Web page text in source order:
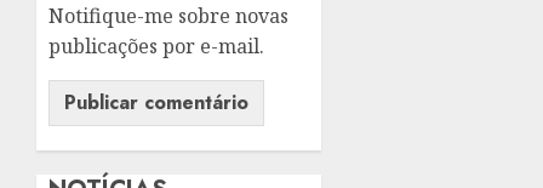
Notifique-me sobre novas
publicações por e-mail.